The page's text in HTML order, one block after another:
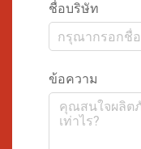
ชื่อบริษัท
ข้อความ